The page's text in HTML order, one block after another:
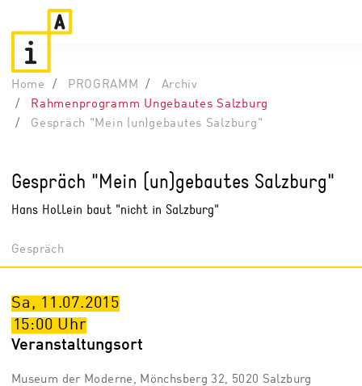
Home PROGRAMM
Archiv
Rahmenprogramm Ungebautes Salzburg
Gespräch "Mein (un)gebautes Salzburg"
Gespräch "Mein (un)gebautes Salzburg"
Hans Hollein baut "nicht in Salzburg"
Gespräch
Sa, 11.07.2015
15:00 Uhr
Veranstaltungsort
Museum der Moderne, Mönchsberg 32, 5020 Salzburg